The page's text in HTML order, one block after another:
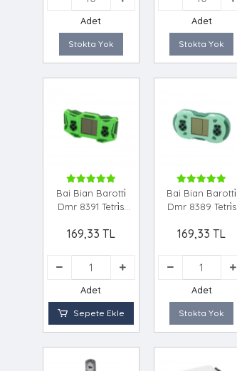
Adet
Stokta Yok
Adet
Stokta Yok
Bai Bian Barotti̇
Dmr 8391 Tetri̇s
169,33 TL
Adet
Sepete Ekle
Bai Bian Barotti̇
Dmr 8389 Tetri̇s
169,33 TL
Adet
Stokta Yok